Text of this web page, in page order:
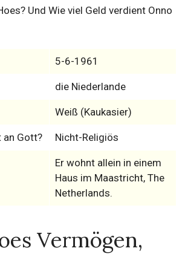
Und Wie viel Geld verdient Onno
5-6-1961
die Niederlande
Weiß (Kaukasier)
an Gott? Nicht-Religiös
Er wohnt allein in einem
Haus im Maastricht, The
Netherlands.
Vermögen,